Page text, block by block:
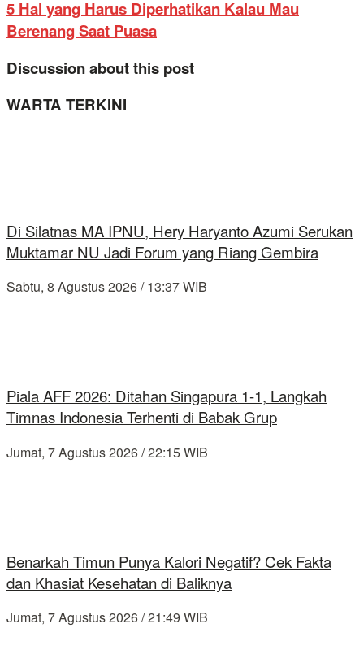
5 Hal yang Harus Diperhatikan Kalau Mau
Berenang Saat Puasa
Discussion about this post
WARTA TERKINI
Di Silatnas MA IPNU, Hery Haryanto Azumi Serukan
Muktamar NU Jadi Forum yang Riang Gembira
Sabtu, 8 Agustus 2026 / 13:37 WIB
Piala AFF 2026: Ditahan Singapura 1-1, Langkah
Timnas Indonesia Terhenti di Babak Grup
Jumat, 7 Agustus 2026 / 22:15 WIB
Benarkah Timun Punya Kalori Negatif? Cek Fakta
dan Khasiat Kesehatan di Baliknya
Jumat, 7 Agustus 2026 / 21:49 WIB